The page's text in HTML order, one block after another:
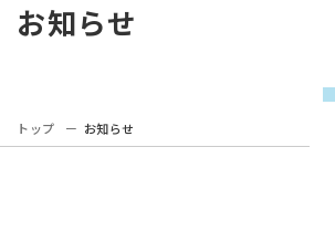
お知らせ
トップ お知らせ